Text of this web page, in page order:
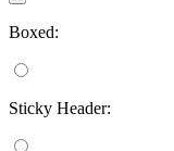
Boxed:
Sticky Header: